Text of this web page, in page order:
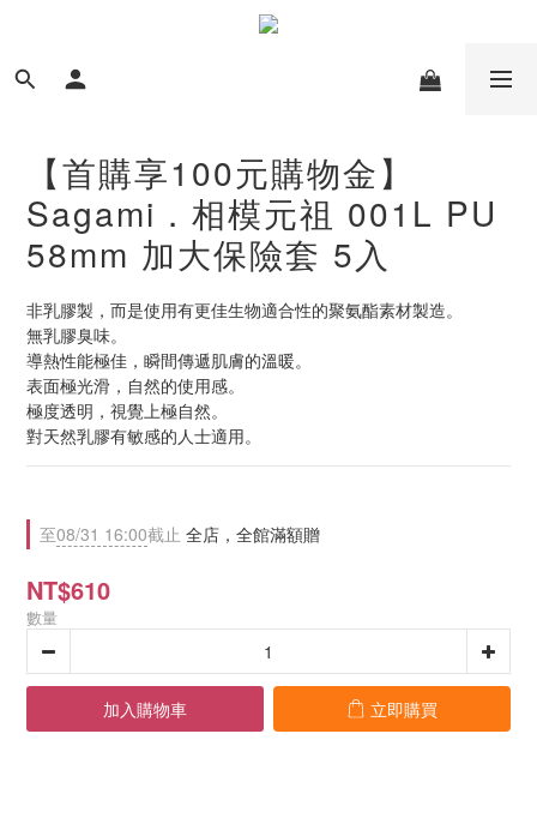
【首購享100元購物金】
Sagami．相模元祖 001L PU
58mm 加大保險套 5入
非乳膠製，而是使用有更佳生物適合性的聚氨酯素材製造。
無乳膠臭味。
導熱性能極佳，瞬間傳遞肌膚的溫暖。
表面極光滑，自然的使用感。
極度透明，視覺上極自然。
對天然乳膠有敏感的人士適用。
至08/31 16:00截止 全店，全館滿額贈
NT$610
數量
加入購物車 立即購買